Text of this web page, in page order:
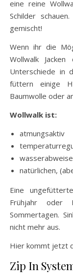
eine reine
Schilder
gemischt!
Wenn ihr die
Wollwalk
Unterschiede in
füttern einige
Baumwolle oder
Wollwalk ist:
atmungsaktiv
natürlichen,
Eine
Frühjahr oder
Sommertagen.
nicht mehr aus.
Hier kommt jetzt
Zip In